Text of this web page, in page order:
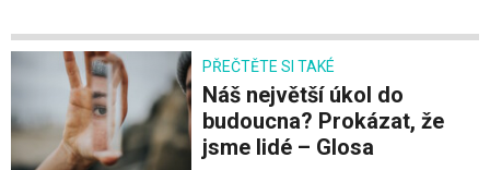
PŘEČTĚTE SI TAKÉ
Náš největší úkol do
budoucna? Prokázat, že
jsme lidé – Glosa